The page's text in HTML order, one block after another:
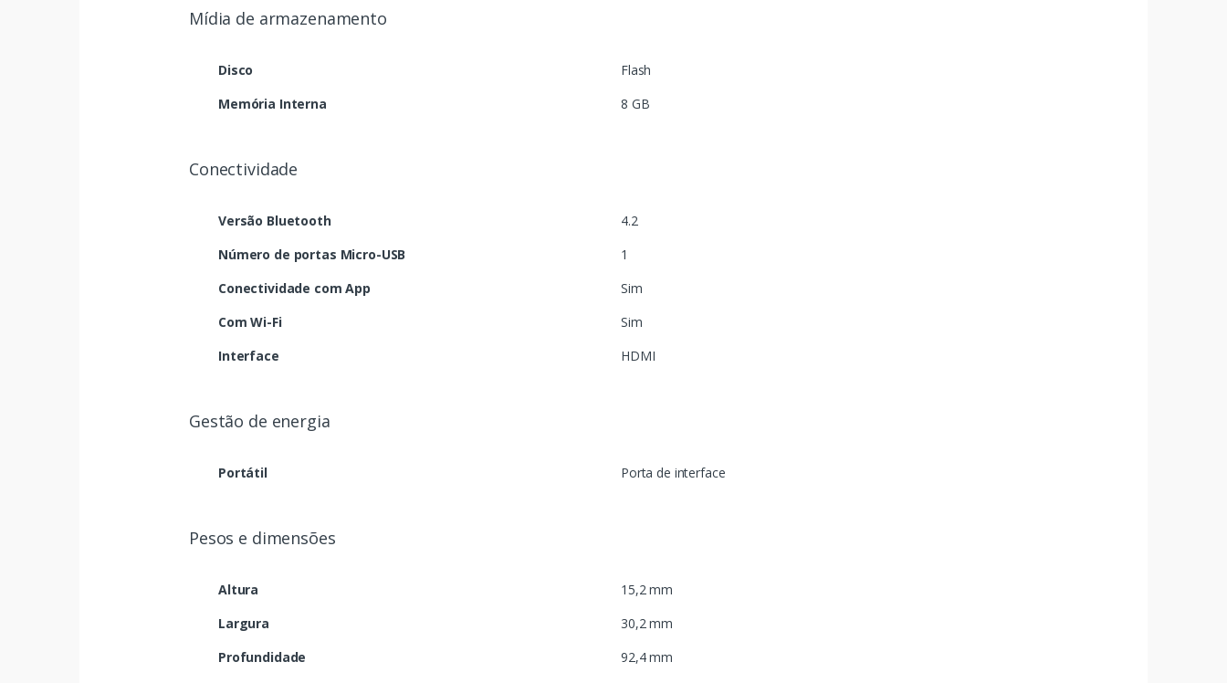
Mídia de armazenamento
Disco
Flash
Memória Interna
8 GB
Conectividade
Versão Bluetooth
4.2
Número de portas Micro-USB
1
Conectividade com App
Sim
Com Wi-Fi
Sim
Interface
HDMI
Gestão de energia
Portátil Porta de interface
Pesos e dimensões
Altura
15,2 mm
Largura
30,2 mm
Profundidade
92,4 mm